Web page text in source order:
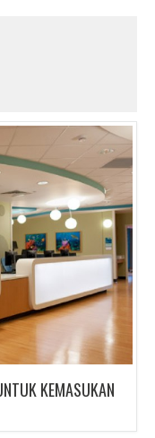
KEMASUKAN